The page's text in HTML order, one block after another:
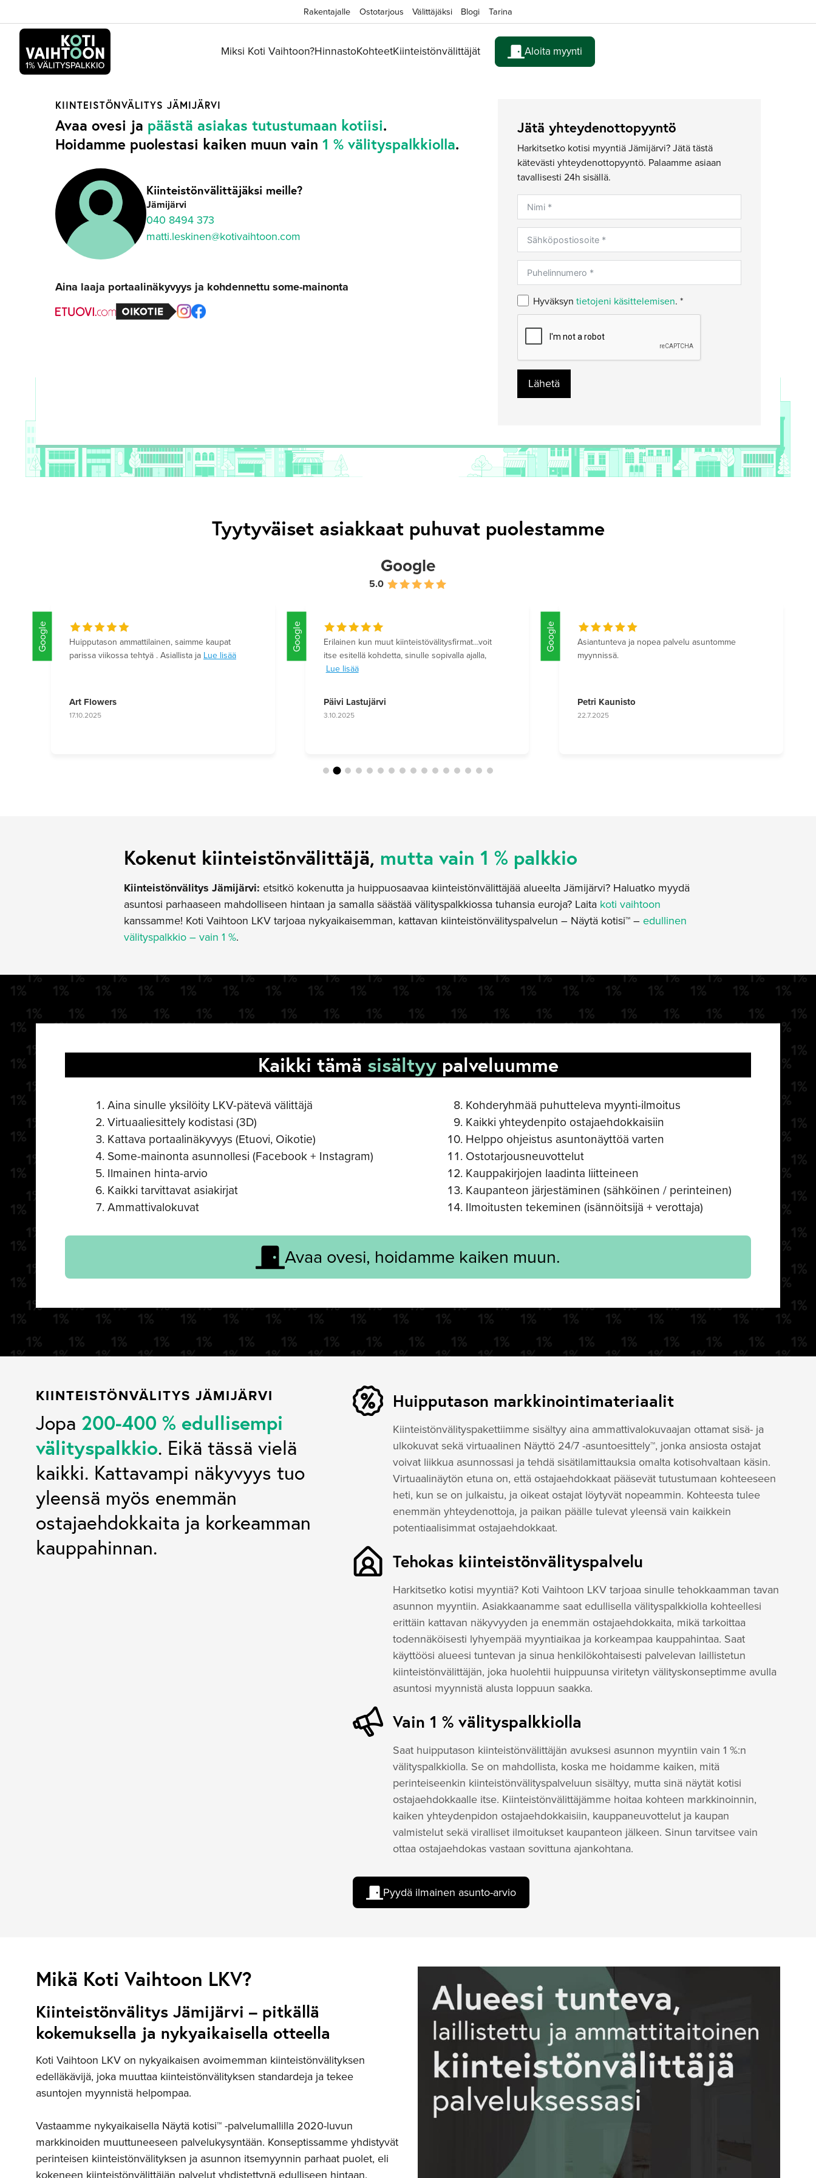
sisältöön
Rakentajalle Ostotarjous Välittäjäksi Blogi Tarina
Miksi Koti Vaihtoon?HinnastoKohteetKiinteistönvälittäjät Aloita myynti
KIINTEISTÖNVÄLITYS JÄMIJÄRVI
Avaa ovesi ja päästä asiakas tutustumaan kotiisi.
Hoidamme puolestasi kaiken muun vain 1 % välityspalkkiolla.
Kiinteistönvälittäjäksi meille?
Jämijärvi
040 8494 373
matti.leskinen@kotivaihtoon.com
Aina laaja portaalinäkyvyys ja kohdennettu some-mainonta
Jätä yhteydenottopyyntö
Harkitsetko kotisi myyntiä Jämijärvi? Jätä tästä
kätevästi yhteydenottopyyntö. Palaamme asiaan
tavallisesti 24h sisällä.
Hyväksyntietojeni käsittelemisen. *
Lähetä
Tyytyväiset asiakkaat puhuvat puolestamme
Google
5.0
Google
Huipputason ammattilainen, saimme kaupat
parissa viikossa tehtyä . Asiallista ja Lue lisää
Art Flowers
17.10.2025
Google
Erilainen kun muut kiinteistövälitysfirmat…voit
itse esitellä kohdetta, sinulle sopivalla ajalla,
Lue lisää
Päivi Lastujärvi
3.10.2025
Google
Asiantunteva ja nopea palvelu asuntomme
myynnissä.
Petri Kaunisto
22.7.2025
Kokenut kiinteistönvälittäjä, mutta vain 1 % palkkio
Kiinteistönvälitys Jämijärvi: etsitkö kokenutta ja huippuosaavaa kiinteistönvälittäjää alueelta Jämijärvi? Haluatko myydä
asuntosi parhaaseen mahdolliseen hintaan ja samalla säästää välityspalkkiossa tuhansia euroja? Laita koti vaihtoon
kanssamme! Koti Vaihtoon LKV tarjoaa nykyaikaisemman, kattavan kiinteistönvälityspalvelun – Näytä kotisi™ – edullinen
välityspalkkio – vain 1 %.
Kaikki tämä sisältyypalveluumme
Aina sinulle yksilöity LKV-pätevä välittäjä
Virtuaaliesittely kodistasi (3D)
Kattava portaalinäkyvyys (Etuovi, Oikotie)
Some-mainonta asunnollesi (Facebook + Instagram)
Ilmainen hinta-arvio
Kaikki tarvittavat asiakirjat
Ammattivalokuvat
Kohderyhmää puhutteleva myynti-ilmoitus
Kaikki yhteydenpito ostajaehdokkaisiin
Helppo ohjeistus asuntonäyttöä varten
Ostotarjousneuvottelut
Kauppakirjojen laadinta liitteineen
Kaupanteon järjestäminen (sähköinen / perinteinen)
Ilmoitusten tekeminen (isännöitsijä + verottaja)
Avaa ovesi, hoidamme kaiken muun.
KIINTEISTÖNVÄLITYS JÄMIJÄRVI
Jopa 200-400 % edullisempi
välityspalkkio. Eikä tässä vielä
kaikki. Kattavampi näkyvyys tuo
yleensä myös enemmän
ostajaehdokkaita ja korkeamman
kauppahinnan.
Huipputason markkinointimateriaalit
Kiinteistönvälityspakettiimme sisältyy aina ammattivalokuvaajan ottamat sisä- ja
ulkokuvat sekä virtuaalinen Näyttö 24/7 -asuntoesittely™, jonka ansiosta ostajat
voivat liikkua asunnossasi ja tehdä sisätilamittauksia omalta kotisohvaltaan käsin.
Virtuaalinäytön etuna on, että ostajaehdokkaat pääsevät tutustumaan kohteeseen
heti, kun se on julkaistu, ja oikeat ostajat löytyvät nopeammin. Kohteesta tulee
enemmän yhteydenottoja, ja paikan päälle tulevat yleensä vain kaikkein
potentiaalisimmat ostajaehdokkaat.
Tehokas kiinteistönvälityspalvelu
Harkitsetko kotisi myyntiä? Koti Vaihtoon LKV tarjoaa sinulle tehokkaamman tavan
asunnon myyntiin. Asiakkaanamme saat edullisella välityspalkkiolla kohteellesi
erittäin kattavan näkyvyyden ja enemmän ostajaehdokkaita, mikä tarkoittaa
todennäköisesti lyhyempää myyntiaikaa ja korkeampaa kauppahintaa. Saat
käyttöösi alueesi tuntevan ja sinua henkilökohtaisesti palvelevan laillistetun
kiinteistönvälittäjän, joka huolehtii huippuunsa viritetyn välityskonseptimme avulla
asuntosi myynnistä alusta loppuun saakka.
Vain 1 % välityspalkkiolla
Saat huipputason kiinteistönvälittäjän avuksesi asunnon myyntiin vain 1 %:n
välityspalkkiolla. Se on mahdollista, koska me hoidamme kaiken, mitä
perinteiseenkin kiinteistönvälityspalveluun sisältyy, mutta sinä näytät kotisi
ostajaehdokkaalle itse. Kiinteistönvälittäjämme hoitaa kohteen markkinoinnin,
kaiken yhteydenpidon ostajaehdokkaisiin, kauppaneuvottelut ja kaupan
valmistelut sekä viralliset ilmoitukset kaupanteon jälkeen. Sinun tarvitsee vain
ottaa ostajaehdokas vastaan sovittuna ajankohtana.
Pyydä ilmainen asunto-arvio
Mikä Koti Vaihtoon LKV?
Kiinteistönvälitys Jämijärvi – pitkällä
kokemuksella ja nykyaikaisella otteella
Koti Vaihtoon LKV on nykyaikaisen avoimemman kiinteistönvälityksen
edelläkävijä, joka muuttaa kiinteistönvälityksen standardeja ja tekee
asuntojen myynnistä helpompaa.
Vastaamme nykyaikaisella Näytä kotisi™ -palvelumallilla 2020-luvun
markkinoiden muuttuneeseen palvelukysyntään. Konseptissamme yhdistyvät
perinteisen kiinteistönvälityksen ja asunnon itsemyynnin parhaat puolet, eli
kokeneen kiinteistönvälittäjän palvelut yhdistettynä edulliseen hintaan.